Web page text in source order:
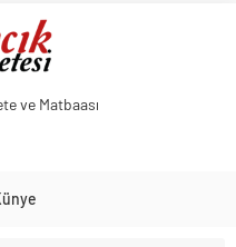
ve Matbaası